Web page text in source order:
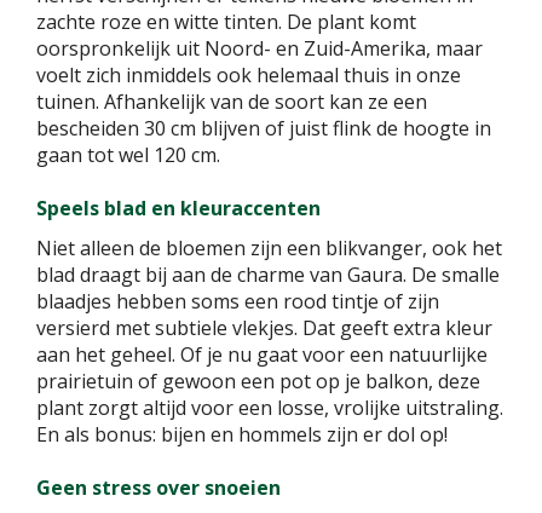
zachte roze en witte tinten. De plant komt
oorspronkelijk uit Noord- en Zuid-Amerika, maar
voelt zich inmiddels ook helemaal thuis in onze
tuinen. Afhankelijk van de soort kan ze een
bescheiden 30 cm blijven of juist flink de hoogte in
gaan tot wel 120 cm.
Speels blad en kleuraccenten
Niet alleen de bloemen zijn een blikvanger, ook het
blad draagt bij aan de charme van Gaura. De smalle
blaadjes hebben soms een rood tintje of zijn
versierd met subtiele vlekjes. Dat geeft extra kleur
aan het geheel. Of je nu gaat voor een natuurlijke
prairietuin of gewoon een pot op je balkon, deze
plant zorgt altijd voor een losse, vrolijke uitstraling.
En als bonus: bijen en hommels zijn er dol op!
Geen stress over snoeien